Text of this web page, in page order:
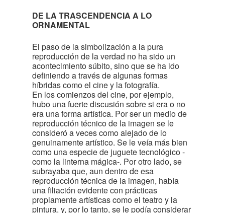
DE LA TRASCENDENCIA A LO
ORNAMENTAL
El paso de la simbolización a la pura
reproducción de la verdad no ha sido un
acontecimiento súbito, sino que se ha ido
definiendo a través de algunas formas
híbridas como el cine y la fotografía.
En los comienzos del cine, por ejemplo,
hubo una fuerte discusión sobre si era o no
era una forma artística. Por ser un medio de
reproducción técnico de la imagen se le
consideró a veces como alejado de lo
genuinamente artístico. Se le veía más bien
como una especie de juguete tecnológico -
como la linterna mágica-. Por otro lado, se
subrayaba que, aun dentro de esa
reproducción técnica de la imagen, había
una filiación evidente con prácticas
propiamente artísticas como el teatro y la
pintura, y, por lo tanto, se le podía considerar